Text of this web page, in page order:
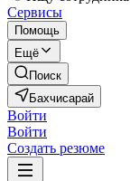
Сервисы
Помощь
Ещё
Поиск
Бахчисарай
Войти
Войти
Создать резюме